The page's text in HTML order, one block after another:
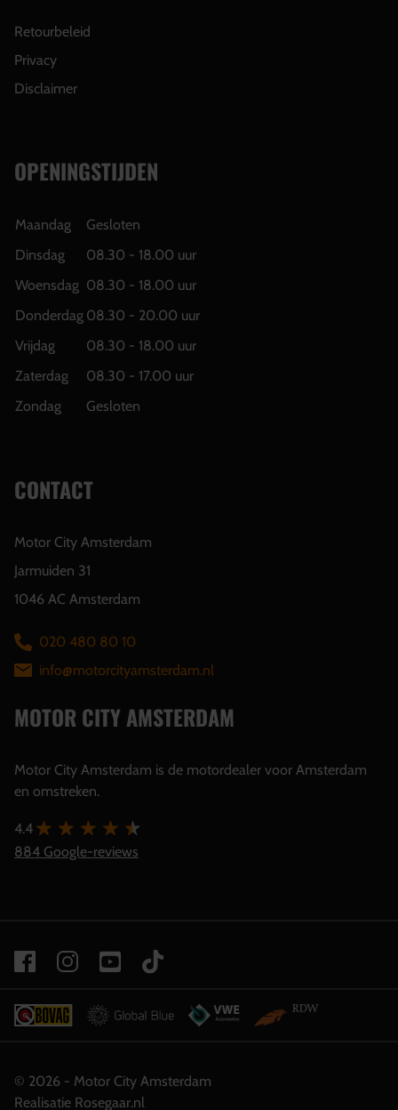
Retourbeleid
Privacy
Disclaimer
OPENINGSTIJDEN
Maandag
Gesloten
Dinsdag
08.30 - 18.00 uur
Woensdag 08.30 - 18.00 uur
Donderdag 08.30 - 20.00 uur
Vrijdag
08.30 - 18.00 uur
Zaterdag
08.30 - 17.00 uur
Zondag
Gesloten
CONTACT
Motor City Amsterdam
Jarmuiden 31
1046 AC Amsterdam
020 480 80 10
info@motorcityamsterdam.nl
MOTOR CITY AMSTERDAM
Motor City Amsterdam is de motordealer voor Amsterdam
en omstreken.
4.4
884 Google-reviews
© 2026 - Motor City Amsterdam
Realisatie Rosegaar.nl